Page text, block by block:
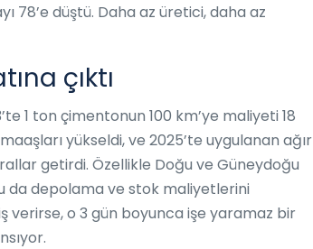
78’e düştü. Daha az üretici, daha az
çıktı
1 ton çimentonun 100 km’ye maliyeti 18
yükseldi, ve 2025’te uygulanan ağır
getirdi. Özellikle Doğu ve Güneydoğu
da depolama ve stok maliyetlerini
verirse, o 3 gün boyunca işe yaramaz bir